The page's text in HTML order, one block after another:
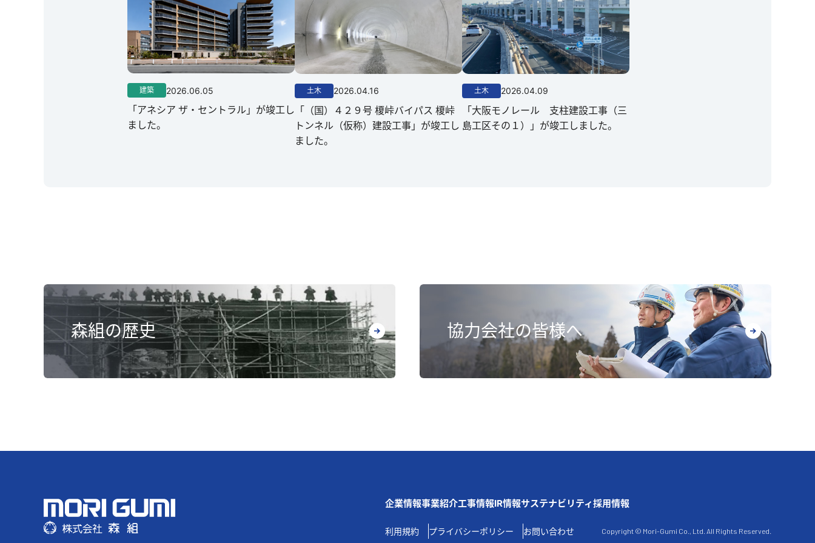
建築 2026.06.05
「アネシア ザ・セントラル」が竣工し
ました。
土木 2026.04.16
「（国）４２９号 榎峠バイパス 榎峠
トンネル（仮称）建設工事」が竣工し
ました。
土木 2026.04.09
「大阪モノレール 支柱建設工事（三
島工区その１）」が竣工しました。
森組の歴史 協力会社の皆様へ
企業情報事業紹介⼯事情報IR情報サステナビリティ採⽤情報
利⽤規約 プライバシーポリシー お問い合わせ Copyright © Mori-Gumi Co., Ltd. All Rights Reserved.